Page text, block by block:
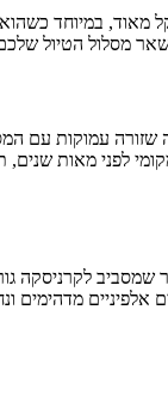
מסלול הטיול
לפני מאות
שמסביב לקרניסקה
אלפיניים מדהימים